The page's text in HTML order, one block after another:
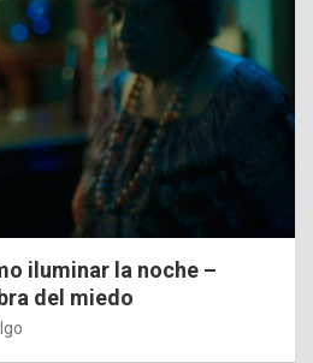
iluminar la noche –
del miedo